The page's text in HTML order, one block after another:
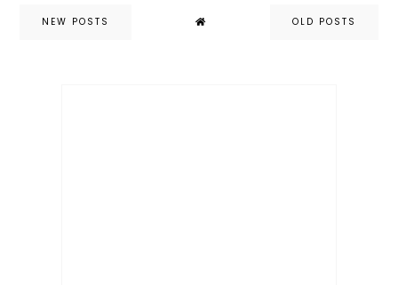
NEW POSTS OLD POSTS